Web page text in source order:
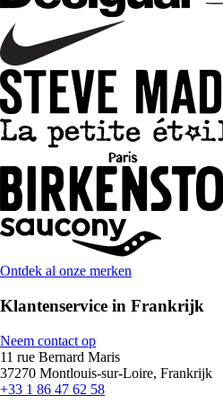
Ontdek al onze merken
Klantenservice in Frankrijk
Neem contact op
11 rue Bernard Maris
37270 Montlouis-sur-Loire, Frankrijk
+33 1 86 47 62 58